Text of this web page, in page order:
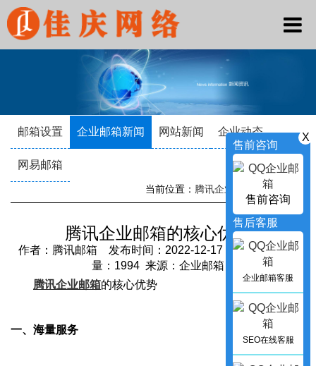
邮箱设置 企业邮箱新闻 网站新闻 企业动态
网易邮箱
当前位置： 腾讯企业邮箱 ->新闻资讯
腾讯企业邮箱的核心优势
作者：腾讯邮箱 发布时间：2022-12-17 20:29:08 访问
量：1994 来源：企业邮箱
腾讯企业邮箱的核心优势
一、海量服务
X
售前咨询
售前咨询
售后客服
企业邮箱客服
SEO在线客服